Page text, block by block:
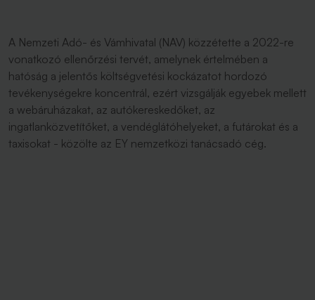
A Nemzeti Adó- és Vámhivatal (NAV) közzétette a 2022-re
vonatkozó ellenőrzési tervét, amelynek értelmében a
hatóság a jelentős költségvetési kockázatot hordozó
tevékenységekre koncentrál, ezért vizsgálják egyebek mellett
a webáruházakat, az autókereskedőket, az
ingatlanközvetítőket, a vendéglátóhelyeket, a futárokat és a
taxisokat - közölte az EY nemzetközi tanácsadó cég.